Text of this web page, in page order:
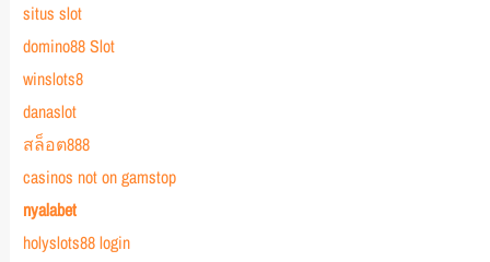
situs slot
domino88 Slot
winslots8
danaslot
สล็อต888
casinos not on gamstop
nyalabet
holyslots88 login